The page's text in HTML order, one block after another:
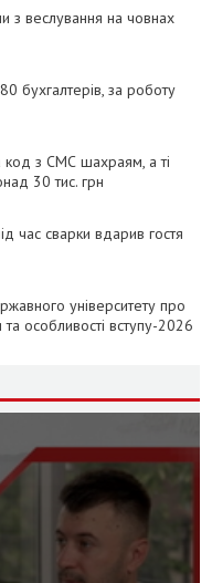
з веслування на човнах
бухгалтерів, за роботу
код з СМС шахраям, а ті
30 тис. грн
час сварки вдарив гостя
університету про
особливості вступу-2026